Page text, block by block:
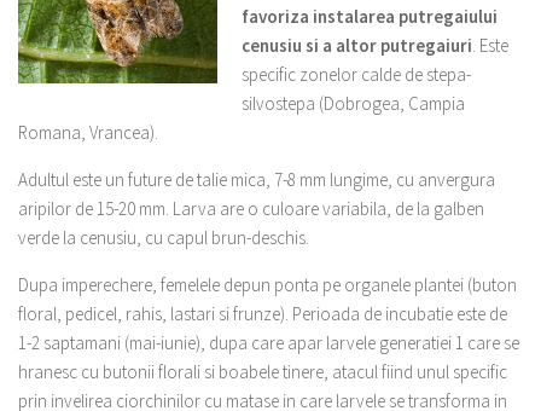
favoriza instalarea putregaiului
cenusiu si a altor putregaiuri. Este
specific zonelor calde de stepa-
silvostepa (Dobrogea, Campia
Romana, Vrancea).
Adultul este un future de talie mica, 7-8 mm lungime, cu anvergura
aripilor de 15-20 mm. Larva are o culoare variabila, de la galben
verde la cenusiu, cu capul brun-deschis.
Dupa imperechere, femelele depun ponta pe organele plantei (buton
floral, pedicel, rahis, lastari si frunze). Perioada de incubatie este de
1-2 saptamani (mai-iunie), dupa care apar larvele generatiei 1 care se
hranesc cu butonii florali si boabele tinere, atacul fiind unul specific
prin invelirea ciorchinilor cu matase in care larvele se transforma in